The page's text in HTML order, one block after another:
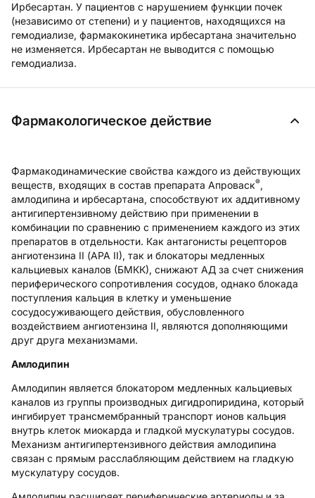
Ирбесартан. У пациентов с нарушением функции почек
(независимо от степени) и у пациентов, находящихся на
гемодиализе, фармакокинетика ирбесартана значительно
не изменяется. Ирбесартан не выводится с помощью
гемодиализа.
Фармакологическое действие
Фармакодинамические свойства каждого из действующих
веществ, входящих в состав препарата Апроваск®,
амлодипина и ирбесартана, способствуют их аддитивному
антигипертензивному действию при применении в
комбинации по сравнению с применением каждого из этих
препаратов в отдельности. Как антагонисты рецепторов
ангиотензина II (АРА II), так и блокаторы медленных
кальциевых каналов (БМКК), снижают АД за счет снижения
периферического сопротивления сосудов, однако блокада
поступления кальция в клетку и уменьшение
сосудосуживающего действия, обусловленного
воздействием ангиотензина II, являются дополняющими
друг друга механизмами.
Амлодипин
Амлодипин является блокатором медленных кальциевых
каналов из группы производных дигидропиридина, который
ингибирует трансмембранный транспорт ионов кальция
внутрь клеток миокарда и гладкой мускулатуры сосудов.
Механизм антигипертензивного действия амлодипина
связан с прямым расслабляющим действием на гладкую
мускулатуру сосудов.